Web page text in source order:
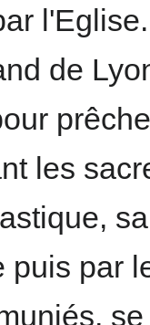
de
les
puis par